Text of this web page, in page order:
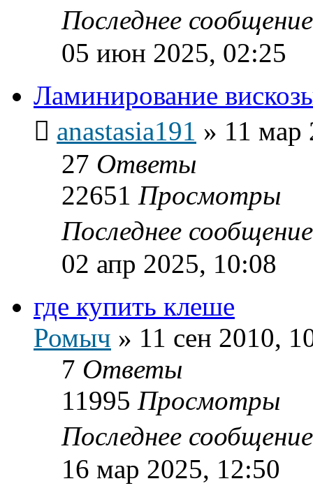
Последнее
05 июн 2025, 02:25
Ламинирование
anastasia191 » 11 мар
27 Ответы
22651 Просмотры
Последнее
02 апр 2025, 10:08
где купить клеше
Ромыч » 11 сен 2010,
7 Ответы
11995 Просмотры
Последнее
16 мар 2025, 12:50